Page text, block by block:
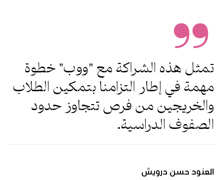
تمثل هذه الشراكة مع "ووب" خطوة
مهمة في إطار التزامنا بتمكين الطلاب
والخريجين من فرص تتجاوز حدود
الصفوف الدراسية.
العنود حسن درويش